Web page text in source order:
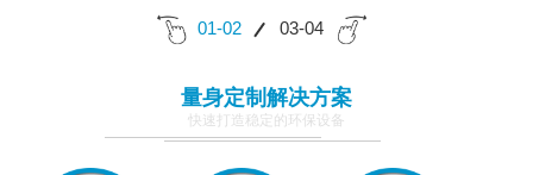
01-02 03-04
量身定制解决方案
快速打造稳定的环保设备